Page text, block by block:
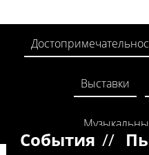
Выставки
События //